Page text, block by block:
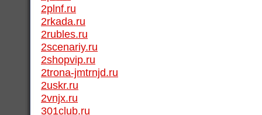
2plnf.ru
2rkada.ru
2rubles.ru
2scenariy.ru
2shopvip.ru
2trona-jmtrnjd.ru
2uskr.ru
2vnjx.ru
301club.ru